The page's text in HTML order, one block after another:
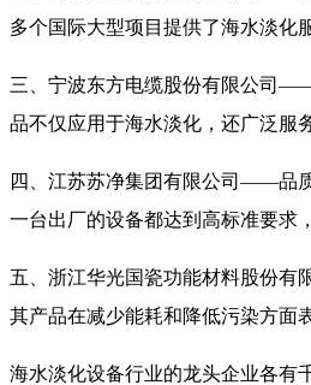
多个国际大型项目提供了海水淡化
三、宁波东方电缆股份有限公司
品不仅应用于海水淡化，还广泛服
四、江苏苏净集团有限公司——品
一台出厂的设备都达到高标准要求
五、浙江华光国瓷功能材料股份有
其产品在减少能耗和降低污染方面
海水淡化设备行业的龙头企业各有